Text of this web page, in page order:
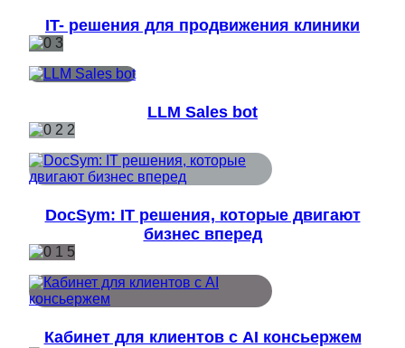
IT- решения для продвижения клиники
LLM Sales bot
DocSym: IT решения, которые двигают
бизнес вперед
Кабинет для клиентов с AI консьержем